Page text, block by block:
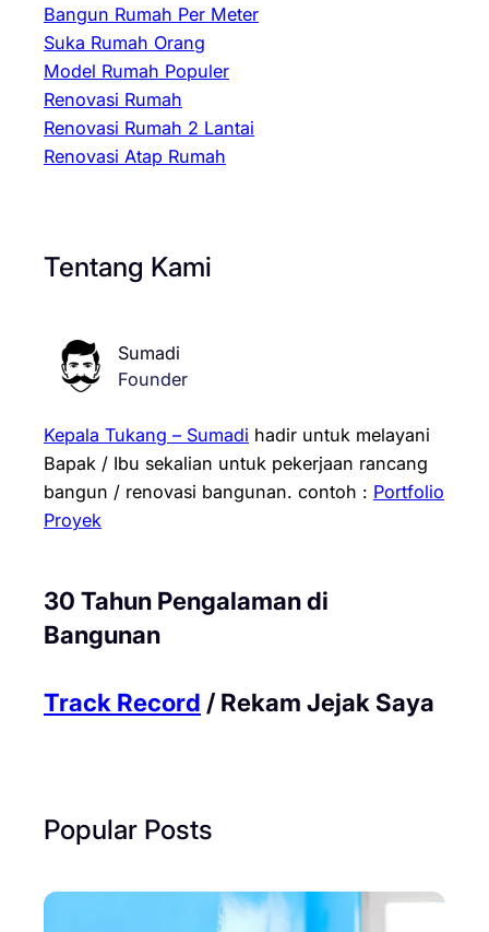
Bangun Rumah Per Meter
Suka Rumah Orang
Model Rumah Populer
Renovasi Rumah
Renovasi Rumah 2 Lantai
Renovasi Atap Rumah
Tentang Kami
Sumadi
Founder
Kepala Tukang – Sumadi hadir untuk melayani
Bapak / Ibu sekalian untuk pekerjaan rancang
bangun / renovasi bangunan. contoh : Portfolio
Proyek
30 Tahun Pengalaman di
Bangunan
Track Record / Rekam Jejak Saya
Popular Posts